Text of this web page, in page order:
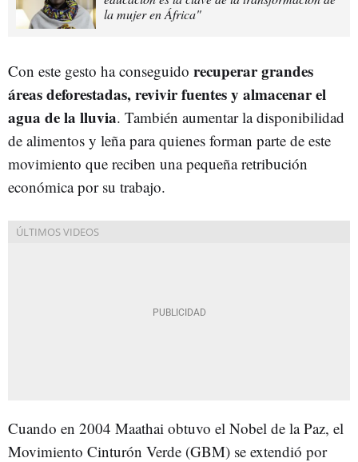
la mujer en África"
Con este gesto ha conseguido recuperar grandes
áreas deforestadas, revivir fuentes y almacenar el
agua de la lluvia. También aumentar la disponibilidad
de alimentos y leña para quienes forman parte de este
movimiento que reciben una pequeña retribución
económica por su trabajo.
Cuando en 2004 Maathai obtuvo el Nobel de la Paz, el
Movimiento Cinturón Verde (GBM) se extendió por